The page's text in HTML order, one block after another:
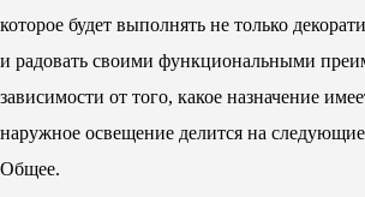
которое будет выполнять не только
и радовать своими функциональными
зависимости от того, какое назначение
наружное освещение делится на
Общее.